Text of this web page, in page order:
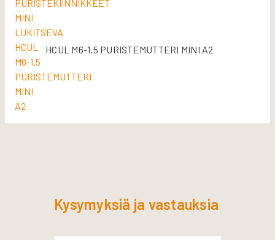
HCUL M6-1.5 PURISTEMUTTERI MINI A2
Kysymyksiä ja vastauksia